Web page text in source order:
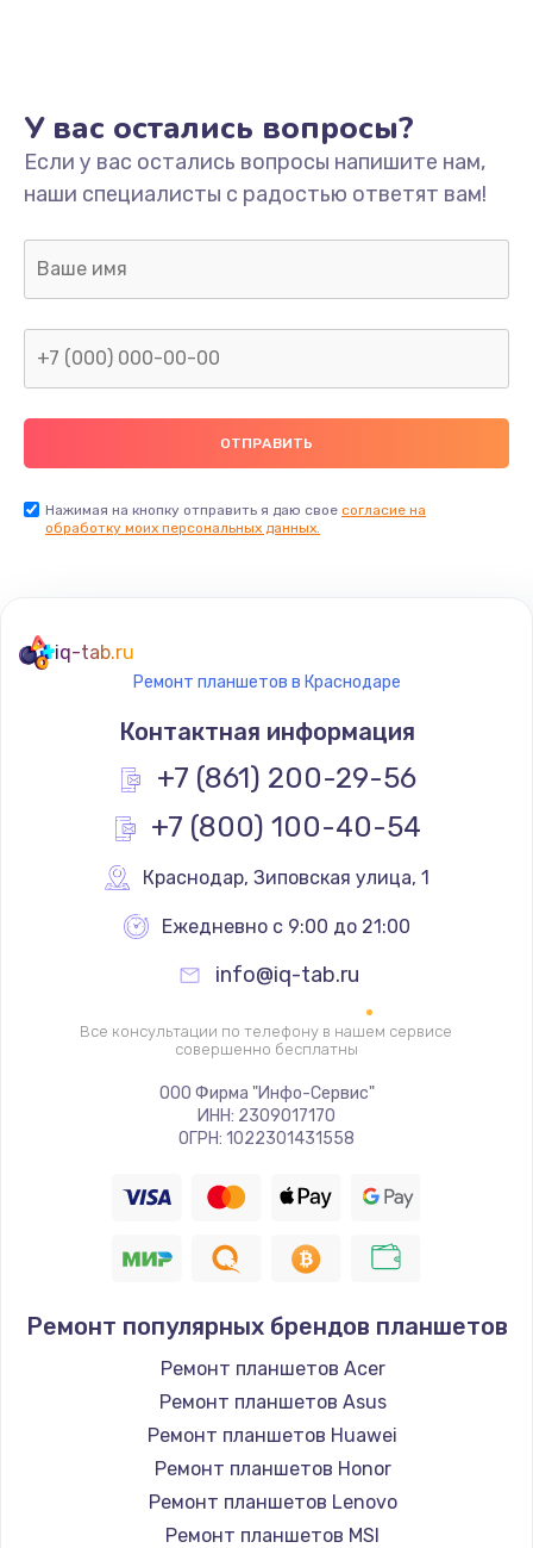
Замена видеокарты
1895 руб.
Заказать
Ремонт разъема питания
990 руб.
Заказать
Настройка ОС
1060 руб.
Заказать
Чистка от пыли
Замена южного моста
2885 руб.
Заказать
Замена контроллера питания
1490 руб.
945 руб.
Заказать
Замена материнской платы
У вас остались вопросы?
Если у вас остались вопросы напишите нам,
наши специалисты с радостью ответят вам!
Нажимая на кнопку отправить я даю свое согласие на
обработку моих персональных данных.
iq-tab.ru
Ремонт планшетов в Краснодаре
Контактная информация
+7 (861) 200-29-56
+7 (800) 100-40-54
Краснодар, Зиповская улица, 1
Ежедневно с 9:00 до 21:00
info@iq-tab.ru
Все консультации по телефону в нашем сервисе
совершенно бесплатны
ООО Фирма "Инфо-Сервис"
ИНН: 2309017170
ОГРН: 1022301431558
Ремонт популярных брендов планшетов
Ремонт планшетов Acer
Ремонт планшетов Asus
Ремонт планшетов Huawei
Ремонт планшетов Honor
Ремонт планшетов Lenovo
Ремонт планшетов MSI